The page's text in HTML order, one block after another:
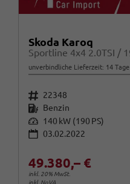
Skoda Karoq
unverbindliche Lieferzeit: 14 Tage
Fahrzeugnr. 22348
Kraftstoff Benzin
Leistung 140 kW (190 PS)
03.02.2022
49.380,– €
inkl. 20% MwSt.
inkl. NoVA